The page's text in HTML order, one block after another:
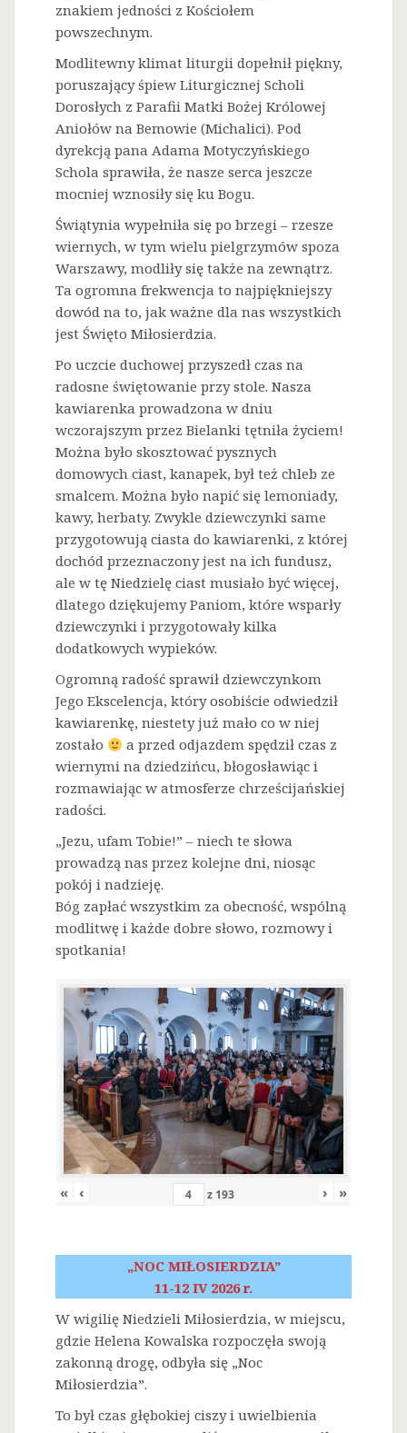
znakiem jedności z Kościołem
powszechnym.
Modlitewny klimat liturgii dopełnił piękny,
poruszający śpiew Liturgicznej Scholi
Dorosłych z Parafii Matki Bożej Królowej
Aniołów na Bemowie (Michalici). Pod
dyrekcją pana Adama Motyczyńskiego
Schola sprawiła, że nasze serca jeszcze
mocniej wznosiły się ku Bogu.
Świątynia wypełniła się po brzegi – rzesze
wiernych, w tym wielu pielgrzymów spoza
Warszawy, modliły się także na zewnątrz.
Ta ogromna frekwencja to najpiękniejszy
dowód na to, jak ważne dla nas wszystkich
jest Święto Miłosierdzia.
Po uczcie duchowej przyszedł czas na
radosne świętowanie przy stole. Nasza
kawiarenka prowadzona w dniu
wczorajszym przez Bielanki tętniła życiem!
Można było skosztować pysznych
domowych ciast, kanapek, był też chleb ze
smalcem. Można było napić się lemoniady,
kawy, herbaty. Zwykle dziewczynki same
przygotowują ciasta do kawiarenki, z której
dochód przeznaczony jest na ich fundusz,
ale w tę Niedzielę ciast musiało być więcej,
dlatego dziękujemy Paniom, które wsparły
dziewczynki i przygotowały kilka
dodatkowych wypieków.
Ogromną radość sprawił dziewczynkom
Jego Ekscelencja, który osobiście odwiedził
kawiarenkę, niestety już mało co w niej
zostało
a przed odjazdem spędził czas z
wiernymi na dziedzińcu, błogosławiąc i
rozmawiając w atmosferze chrześcijańskiej
radości.
„Jezu, ufam Tobie!” – niech te słowa
prowadzą nas przez kolejne dni, niosąc
pokój i nadzieję.
Bóg zapłać wszystkim za obecność, wspólną
modlitwę i każde dobre słowo, rozmowy i
spotkania!
« ‹ z 193 › »
„NOC MIŁOSIERDZIA”
11-12 IV 2026 r.
W wigilię Niedzieli Miłosierdzia, w miejscu,
gdzie Helena Kowalska rozpoczęła swoją
zakonną drogę, odbyła się „Noc
Miłosierdzia”.
To był czas głębokiej ciszy i uwielbienia